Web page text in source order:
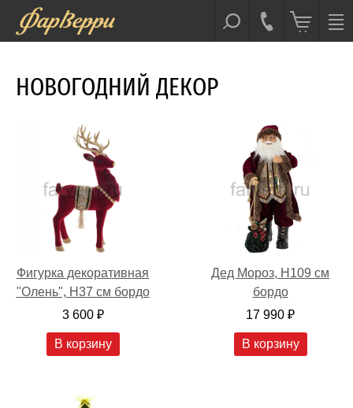
НОВОГОДНИЙ ДЕКОР
Фигурка декоративная
"Олень", H37 см бордо
3 600 ₽
В корзину
Дед Мороз, H109 см
бордо
17 990 ₽
В корзину